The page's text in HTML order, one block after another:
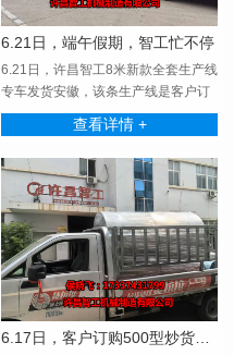
6.21日，端午假期，智工忙不停
6.21日，许昌智工8米新款全套生产线
专车发货安徽，该条生产线是客户订
购的第三条生产···
查看详情 +